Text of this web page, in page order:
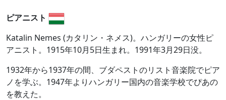
ピアニスト
Katalin Nemes (カタリン・ネメス)。ハンガリーの女性ピ
アニスト。1915年10月5日生まれ。1991年3月29日没。
1932年から1937年の間、ブダペストのリスト音楽院でピア
ノを学ぶ。1947年よりハンガリー国内の音楽学校でぴあの
を教えた。